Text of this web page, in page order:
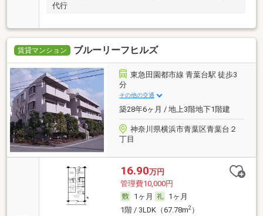
代行
賃貸マンション ブルーリーフヒルズ
東急田園都市線 青葉台駅 徒歩3
分
その他の交通
築28年6ヶ月 / 地上3階地下1階建
神奈川県横浜市青葉区青葉台２
丁目
16.90万円
管理費10,000円
1ヶ月
1ヶ月
1階 / 3LDK（67.78m2）